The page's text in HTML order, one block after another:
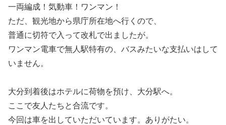
一両編成！気動車！ワンマン！
ただ、観光地から県庁所在地へ行くので、
普通に切符で入って改札で出ましたが。
ワンマン電車で無人駅特有の、バスみたいな支払いはして
いません。
大分到着後はホテルに荷物を預け、大分駅へ。
ここで友人たちと合流です。
今回は車を出していただいています。ありがたい。